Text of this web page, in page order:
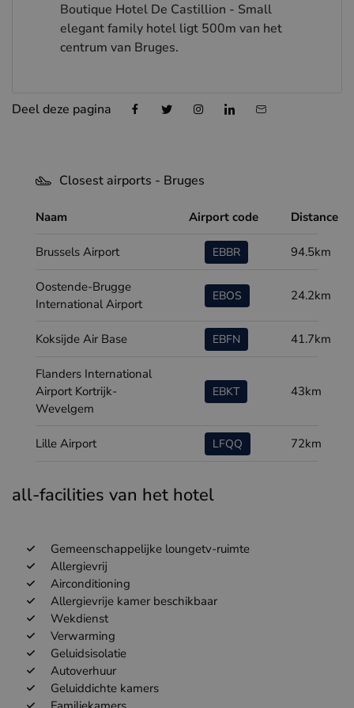
Boutique Hotel De Castillion - Small
elegant family hotel ligt 500m van het
centrum van Bruges.
Deel deze pagina
Closest airports - Bruges
Naam Airport code Distance
Brussels Airport EBBR 94.5km
Oostende-Brugge
International Airport
EBOS 24.2km
Koksijde Air Base EBFN 41.7km
Flanders International
Airport Kortrijk-
Wevelgem
EBKT 43km
Lille Airport LFQQ 72km
all-facilities van het hotel
Gemeenschappelijke loungetv-ruimte
Allergievrij
Airconditioning
Allergievrije kamer beschikbaar
Wekdienst
Verwarming
Geluidsisolatie
Autoverhuur
Geluiddichte kamers